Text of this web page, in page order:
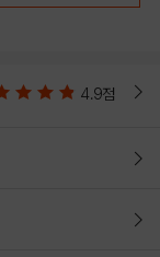
4.9점